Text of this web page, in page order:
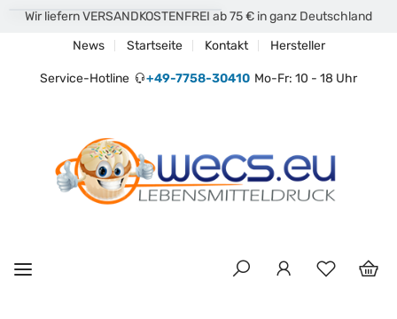
Wir liefern VERSANDKOSTENFREI ab 75 € in ganz Deutschland
News
Startseite Kontakt Hersteller
Service-Hotline +49-7758-30410 Mo-Fr: 10 - 18 Uhr